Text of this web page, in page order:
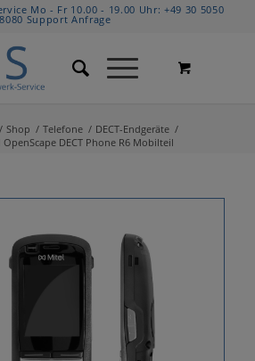
Mo - Fr 10.00 - 19.00 Uhr:+49 30 5050
8080 Support Anfrage
/ Shop / Telefone / DECT-Endgeräte /
OpenScape DECT Phone R6 Mobilteil